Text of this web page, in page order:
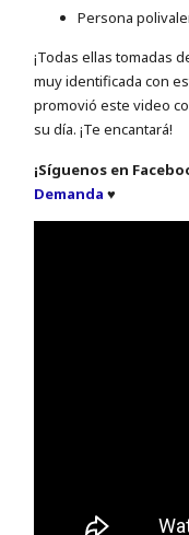
Persona
¡Todas ellas tomadas
muy identificada con
promovió este video
su día. ¡Te encantará!
¡Síguenos en
Demanda ♥